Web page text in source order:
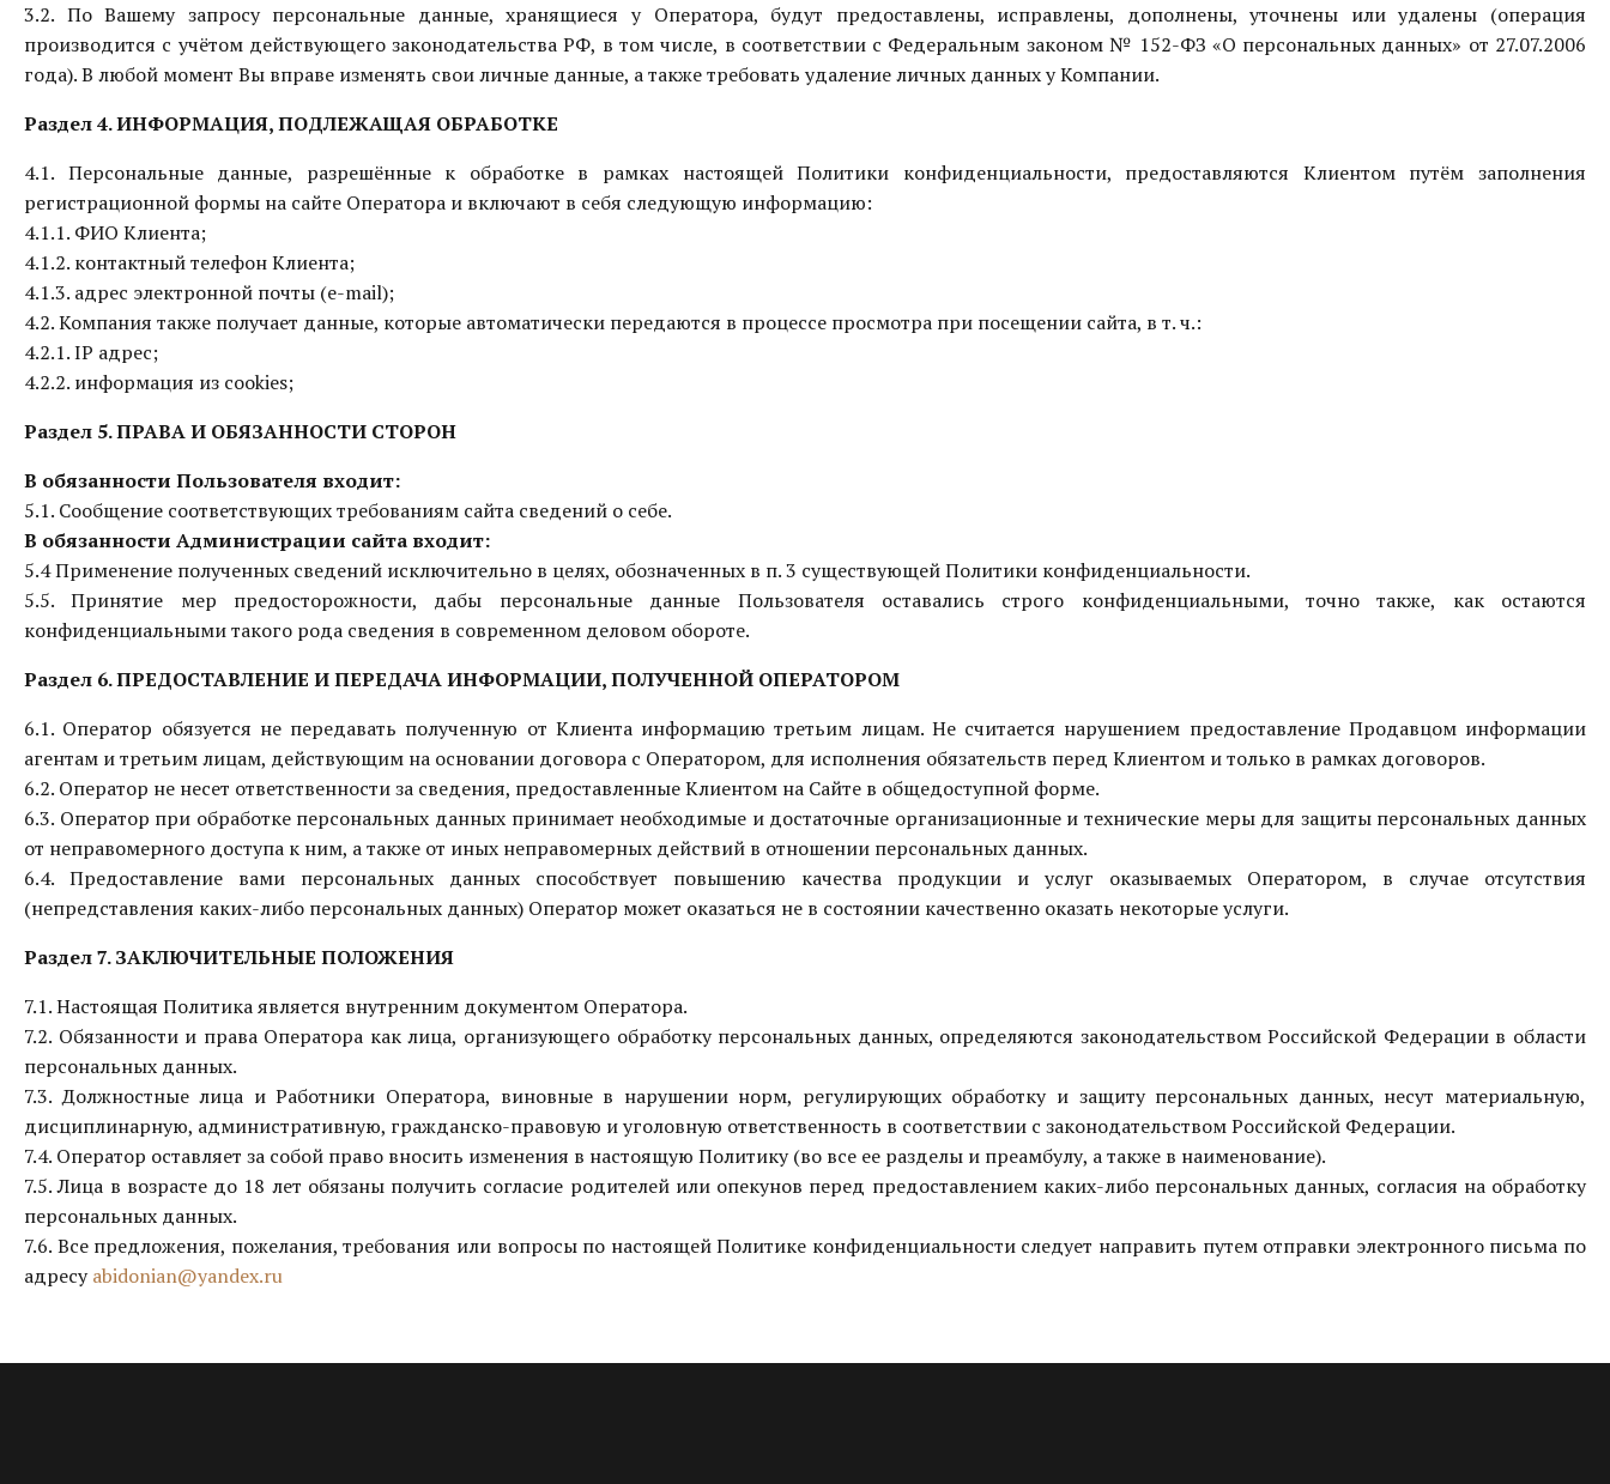
3.2. По Вашему запросу персональные данные, хранящиеся у Оператора, будут предоставлены, исправлены, дополнены, уточнены или удалены (операция
производится с учётом действующего законодательства РФ, в том числе, в соответствии с Федеральным законом № 152-ФЗ «О персональных данных» от 27.07.2006
года). В любой момент Вы вправе изменять свои личные данные, а также требовать удаление личных данных у Компании.
Раздел 4. ИНФОРМАЦИЯ, ПОДЛЕЖАЩАЯ ОБРАБОТКЕ
4.1. Персональные данные, разрешённые к обработке в рамках настоящей Политики конфиденциальности, предоставляются Клиентом путём заполнения
регистрационной формы на сайте Оператора и включают в себя следующую информацию:
4.1.1. ФИО Клиента;
4.1.2. контактный телефон Клиента;
4.1.3. адрес электронной почты (e-mail);
4.2. Компания также получает данные, которые автоматически передаются в процессе просмотра при посещении сайта, в т. ч.:
4.2.1. IP адрес;
4.2.2. информация из cookies;
Раздел 5. ПРАВА И ОБЯЗАННОСТИ СТОРОН
В обязанности Пользователя входит:
5.1. Сообщение соответствующих требованиям сайта сведений о себе.
В обязанности Администрации сайта входит:
5.4 Применение полученных сведений исключительно в целях, обозначенных в п. 3 существующей Политики конфиденциальности.
5.5. Принятие мер предосторожности, дабы персональные данные Пользователя оставались строго конфиденциальными, точно также, как остаются
конфиденциальными такого рода сведения в современном деловом обороте.
Раздел 6. ПРЕДОСТАВЛЕНИЕ И ПЕРЕДАЧА ИНФОРМАЦИИ, ПОЛУЧЕННОЙ ОПЕРАТОРОМ
6.1. Оператор обязуется не передавать полученную от Клиента информацию третьим лицам. Не считается нарушением предоставление Продавцом информации
агентам и третьим лицам, действующим на основании договора с Оператором, для исполнения обязательств перед Клиентом и только в рамках договоров.
6.2. Оператор не несет ответственности за сведения, предоставленные Клиентом на Сайте в общедоступной форме.
6.3. Оператор при обработке персональных данных принимает необходимые и достаточные организационные и технические меры для защиты персональных данных
от неправомерного доступа к ним, а также от иных неправомерных действий в отношении персональных данных.
6.4. Предоставление вами персональных данных способствует повышению качества продукции и услуг оказываемых Оператором, в случае отсутствия
(непредставления каких-либо персональных данных) Оператор может оказаться не в состоянии качественно оказать некоторые услуги.
Раздел 7. ЗАКЛЮЧИТЕЛЬНЫЕ ПОЛОЖЕНИЯ
7.1. Настоящая Политика является внутренним документом Оператора.
7.2. Обязанности и права Оператора как лица, организующего обработку персональных данных, определяются законодательством Российской Федерации в области
персональных данных.
7.3. Должностные лица и Работники Оператора, виновные в нарушении норм, регулирующих обработку и защиту персональных данных, несут материальную,
дисциплинарную, административную, гражданско-правовую и уголовную ответственность в соответствии с законодательством Российской Федерации.
7.4. Оператор оставляет за собой право вносить изменения в настоящую Политику (во все ее разделы и преамбулу, а также в наименование).
7.5. Лица в возрасте до 18 лет обязаны получить согласие родителей или опекунов перед предоставлением каких-либо персональных данных, согласия на обработку
персональных данных.
7.6. Все предложения, пожелания, требования или вопросы по настоящей Политике конфиденциальности следует направить путем отправки электронного письма по
адресуabidonian@yandex.ru